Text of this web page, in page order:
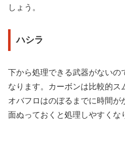
しょう。
ハシラ
下から処理できる武器がないの
なります。カーボンは比較的ス
オバフロはのぼるまでに時間が
面ぬっておくと処理しやすくな